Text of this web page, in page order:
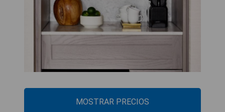
MOSTRAR PRECIOS